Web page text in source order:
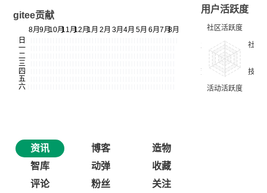
gitee贡献
用户活跃度
资讯 博客
造物
智库
动弹
收藏
评论
粉丝 关注